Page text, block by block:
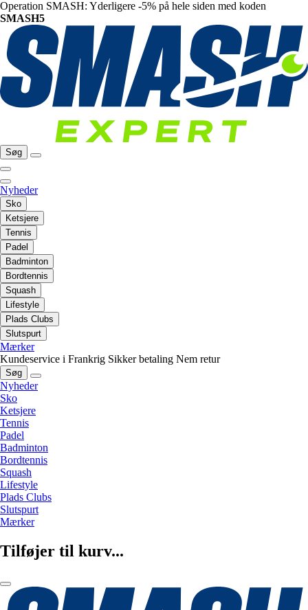
Operation SMASH: Yderligere -5% på hele siden med koden
SMASH5
Søg
Nyheder
Sko
Ketsjere
Tennis
Padel
Badminton
Bordtennis
Squash
Lifestyle
Plads Clubs
Slutspurt
Mærker
Kundeservice i Frankrig Sikker betaling Nem retur
Søg
Nyheder
Sko
Ketsjere
Tennis
Padel
Badminton
Bordtennis
Squash
Lifestyle
Plads Clubs
Slutspurt
Mærker
Tilføjer til kurv...